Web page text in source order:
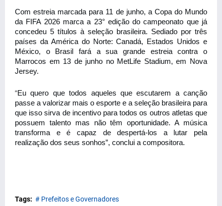
Com estreia marcada para 11 de junho, a Copa do Mundo
da FIFA 2026 marca a 23° edição do campeonato que já
concedeu 5 títulos à seleção brasileira. Sediado por três
países da América do Norte: Canadá, Estados Unidos e
México, o Brasil fará a sua grande estreia contra o
Marrocos em 13 de junho no MetLife Stadium, em Nova
Jersey.
“Eu quero que todos aqueles que escutarem a canção
passe a valorizar mais o esporte e a seleção brasileira para
que isso sirva de incentivo para todos os outros atletas que
possuem talento mas não têm oportunidade. A música
transforma e é capaz de despertá-los a lutar pela
realização dos seus sonhos”, conclui a compositora.
Tags: # Prefeitos e Governadores